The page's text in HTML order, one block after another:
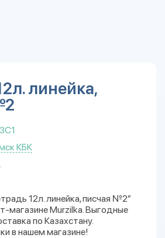
линейка,
КБК
12л. линейка, писчая №2”
магазине Murzilka. Выгодные
по Казахстану.
в нашем магазине!